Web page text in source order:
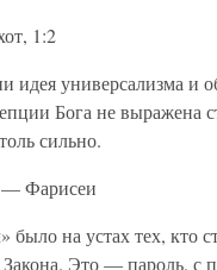
1:2
идея универсализма и
Бога не выражена
сильно.
Фарисеи
на устах тех, кто
Закона. Это — пароль, с